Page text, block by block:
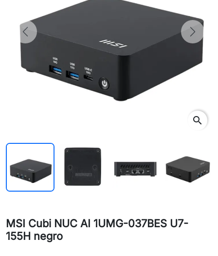
Previous Next
search
MSI Cubi NUC AI 1UMG-037BES U7-
155H negro